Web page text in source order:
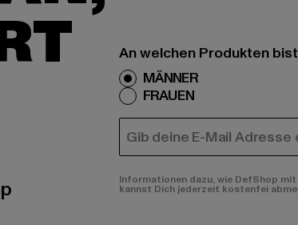
An welchen Produkten
MÄNNER
FRAUEN
E-MAIL
Informationen dazu, wie DefShop
kannst Dich jederzeit kostenfei